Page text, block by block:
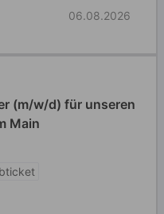
06.08.2026
(m/w/d) für unseren
Main